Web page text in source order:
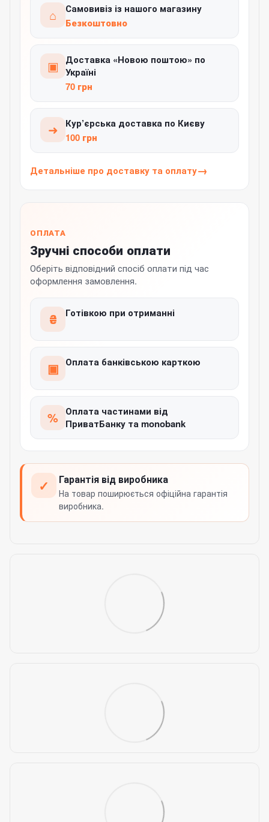
⌂
Самовивіз із нашого магазину
Безкоштовно
▣
Доставка «Новою поштою» по
Україні
70 грн
➜
Кур’єрська доставка по Києву
100 грн
Детальніше про доставку та оплату
ОПЛАТА
Зручні способи оплати
Оберіть відповідний спосіб оплати під час
оформлення замовлення.
₴ Готівкою при отриманні
▣ Оплата банківською карткою
% Оплата частинами від
ПриватБанку та monobank
✓ Гарантія від виробника
На товар поширюється офіційна гарантія
виробника.